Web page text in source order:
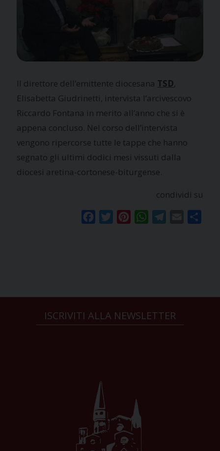
Il direttore dell’emittente diocesana TSD,
Elisabetta Giudrinetti, intervista l’arcivescovo
Riccardo Fontana in merito all’anno che si è
appena concluso. Nel corso dell’intervista
vengono ripercorse tutte le tappe che hanno
segnato gli ultimi dodici mesi vissuti dalla
diocesi aretina-cortonese-biturgense.
condividi su
FacebookTwitterPinterestWhatsAppTelegram
Email
ISCRIVITI ALLA NEWSLETTER